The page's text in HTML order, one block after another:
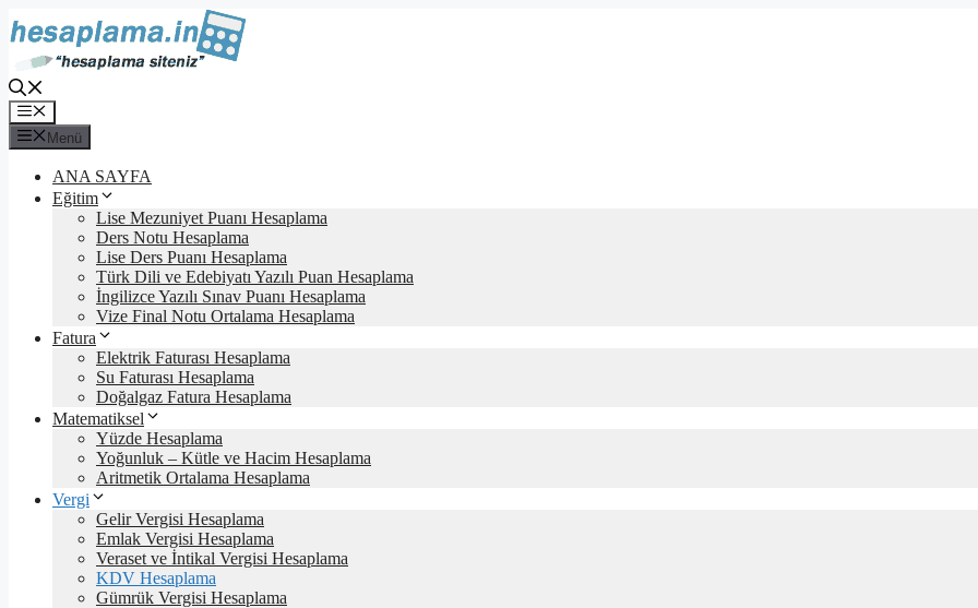
İçeriğe
atla
Menü
Menü
ANA SAYFA
Eğitim
Lise Mezuniyet Puanı Hesaplama
Ders Notu Hesaplama
Lise Ders Puanı Hesaplama
Türk Dili ve Edebiyatı Yazılı Puan Hesaplama
İngilizce Yazılı Sınav Puanı Hesaplama
Vize Final Notu Ortalama Hesaplama
Fatura
Elektrik Faturası Hesaplama
Su Faturası Hesaplama
Doğalgaz Fatura Hesaplama
Matematiksel
Yüzde Hesaplama
Yoğunluk – Kütle ve Hacim Hesaplama
Aritmetik Ortalama Hesaplama
Vergi
Gelir Vergisi Hesaplama
Emlak Vergisi Hesaplama
Veraset ve İntikal Vergisi Hesaplama
KDV Hesaplama
Gümrük Vergisi Hesaplama